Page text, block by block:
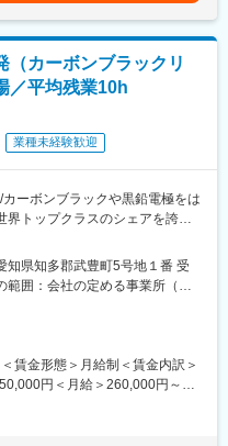
800万支給実績！毎月平均26万
！平均10棟売れる環境
棟・引渡しなど、家づくりの節
のると毎月安定収入
長 1404万／９年目 支店長
早ければ1か月ほどでデビュー可
手当など福利厚生◎
ス業務はございません。
、雰囲気としてはベテラン社員
り、活気のある職場です。
）
ロジェクト本部建設部
1
土生2-1
武豊工場にて勤務いただきま
（カーボンブラックリ
／平均残業10h
業種未経験歓迎
ーボンブラックや黒鉛電極をは
トップクラスのシェアを誇る
ンブラックリサイクルに必要
だきます。
をお任せする場合もありま
知県知多郡武豊町5号地１番 受
囲：会社の定める事業所（リ
賃金形態＞月給制＜賃金内訳＞
円＜月給＞260,000円～